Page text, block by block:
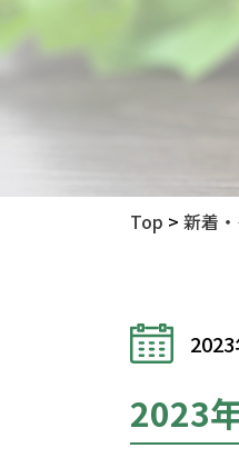
Top > 新着
2023